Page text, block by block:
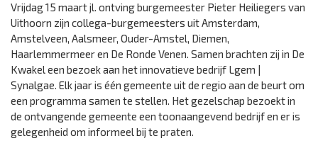
Vrijdag 15 maart jl. ontving burgemeester Pieter Heiliegers van
Uithoorn zijn collega-burgemeesters uit Amsterdam,
Amstelveen, Aalsmeer, Ouder-Amstel, Diemen,
Haarlemmermeer en De Ronde Venen. Samen brachten zij in De
Kwakel een bezoek aan het innovatieve bedrijf Lgem |
Synalgae. Elk jaar is één gemeente uit de regio aan de beurt om
een programma samen te stellen. Het gezelschap bezoekt in
de ontvangende gemeente een toonaangevend bedrijf en er is
gelegenheid om informeel bij te praten.